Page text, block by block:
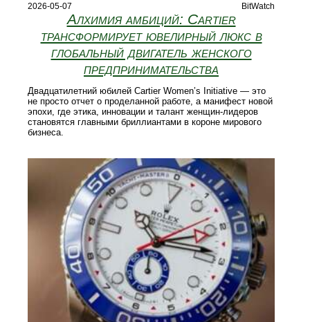
2026-05-07 BitWatch
Алхимия амбиций: Cartier
трансформирует ювелирный люкс в
глобальный двигатель женского
предпринимательства
Двадцатилетний юбилей Cartier Women’s Initiative — это
не просто отчет о проделанной работе, а манифест новой
эпохи, где этика, инновации и талант женщин-лидеров
становятся главными бриллиантами в короне мирового
бизнеса.